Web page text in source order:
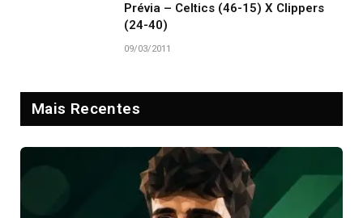
Prévia – Celtics (46-15) X Clippers
(24-40)
09/03/2011
Mais Recentes